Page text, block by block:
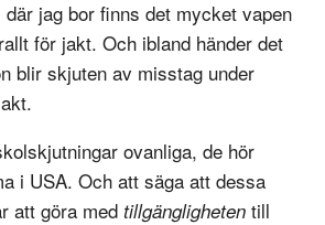
där jag bor finns det mycket vapen
för jakt. Och ibland händer det
blir skjuten av misstag under
ovanliga, de hör
i USA. Och att säga att dessa
att göra med tillgängligheten till